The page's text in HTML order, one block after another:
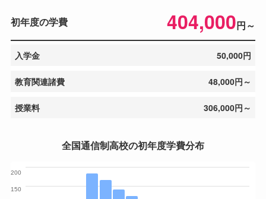
初年度の学費 404,000円～
入学金 50,000円
教育関連諸費 48,000円～
授業料 306,000円～
全国通信制高校の初年度学費分布
150
200